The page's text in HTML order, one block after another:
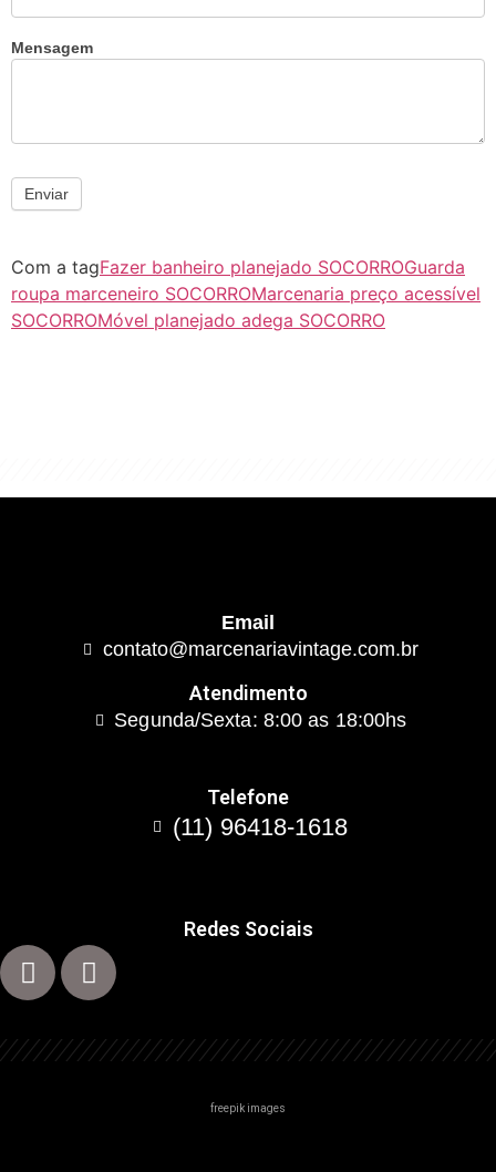
Mensagem
Enviar
Com a tagFazer banheiro planejado SOCORROGuarda
roupa marceneiro SOCORROMarcenaria preço acessível
SOCORROMóvel planejado adega SOCORRO
Email
contato@marcenariavintage.com.br
Atendimento
Segunda/Sexta: 8:00 as 18:00hs
Telefone
(11) 96418-1618
Redes Sociais
freepik images